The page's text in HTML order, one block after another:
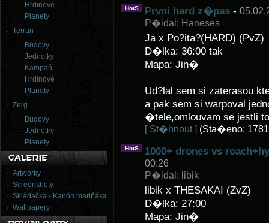
Hrdinové
Planety
Terran
Budovy
Jednotky
Kampaň
Hrdinové
Planety
Zerg
Budovy
Jednotky
Planety
Artworky
Screenshoty
Skládačka - Kanón mariňáka
Wallpapery
HotS Prvni hard z�pas -
P�idal: Haneses
Ja x Po?ita?(HARD) (PvZ)
D�lka: 36:00 tak
Mapa: Jin�
Ud?lal sem si zaterasou
a pak sem si warpoval
�tele,omlouvam se jestli
[ St�hnout ] (Sta�eno:
HotS 1000+ drones vs
00:26
P�idal: libik
libik x THESAKAI (ZvZ)
D�lka: 27:00
Mapa: Jin�